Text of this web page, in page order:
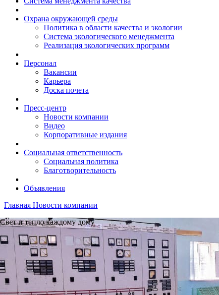
Охрана окружающей среды
Политика в области качества и экологии
Система экологического менеджмента
Реализация экологических программ
Персонал
Вакансии
Карьера
Доска почета
Пресс-центр
Новости компании
Видео
Корпоративные издания
Социальная ответственность
Социальная политика
Благотворительность
Объявления
Главная Новости компании
Свет и тепло каждому дому